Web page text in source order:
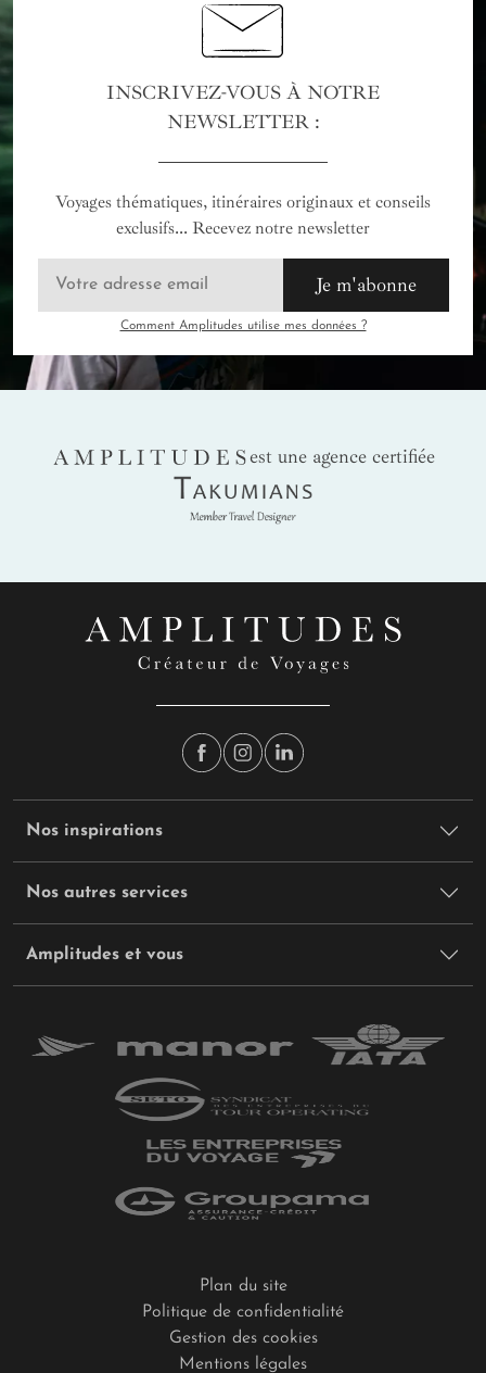
INSCRIVEZ-VOUS À NOTRE
NEWSLETTER :
Voyages thématiques, itinéraires originaux et conseils
exclusifs... Recevez notre newsletter
Je m'abonne
Comment Amplitudes utilise mes données ?
AMPLITUDES
est une agence certifiée
Takumians
Nos inspirations
Nos autres services
Amplitudes et vous
Plan du site
Politique de confidentialité
Gestion des cookies
Mentions légales